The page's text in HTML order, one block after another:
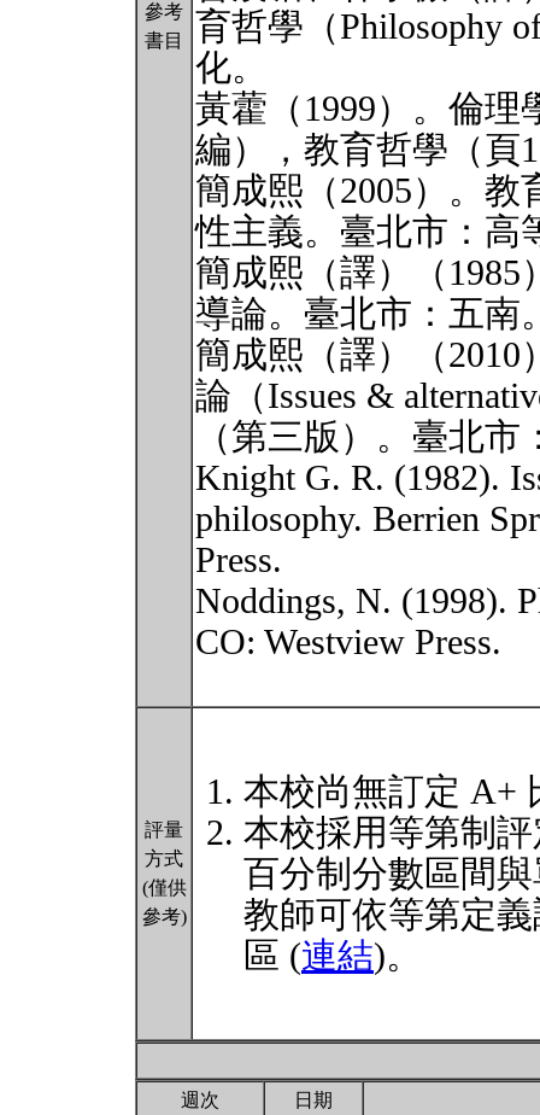
參考
書目
育哲學（Philosophy
化。
黃藿（1999）。倫
編），教育哲學（頁
簡成熙（2005）。
性主義。臺北市：高
簡成熙（譯）（1985
導論。臺北市：五南
簡成熙（譯）（2010
論（Issues &
（第三版）。臺北市
Knight G. R. (1982).
philosophy. Berrien
Press.
Noddings, N. (1998).
CO: Westview Press.
評量
方式
(僅供
參考)
本校尚無訂定 A+
本校採用等第制
百分制分數區間
教師可依等第定
區 (連結)。
週次 日期